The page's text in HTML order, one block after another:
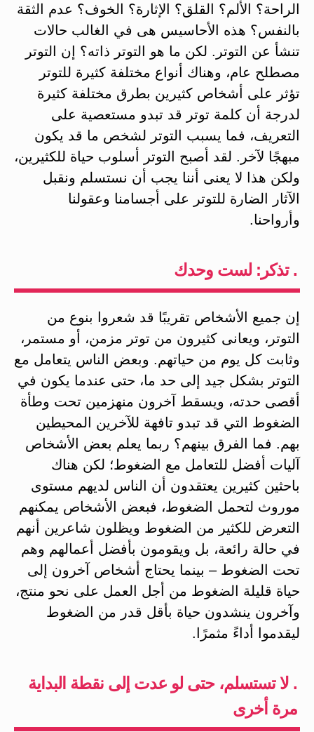
الراحة؟ الألم؟ القلق؟ الإثارة؟ الخوف؟ عدم الثقة
بالنفس؟ هذه الأحاسيس هى في الغالب حالات
تنشأ عن التوتر. لكن ما هو التوتر ذاته؟ إن التوتر
مصطلح عام، وهناك أنواع مختلفة كثيرة للتوتر
تؤثر على أشخاص كثيرين بطرق مختلفة كثيرة
لدرجة أن كلمة توتر قد تبدو مستعصية على
التعريف، فما يسبب التوتر لشخص ما قد يكون
مبهجًا لآخر. لقد أصبح التوتر أسلوب حياة للكثيرين،
ولكن هذا لا يعنى أننا يجب أن نستسلم ونقبل
الآثار الضارة للتوتر على أجسامنا وعقولنا
وأرواحنا.
. تذكر: لست وحدك
إن جميع الأشخاص تقريبًا قد شعروا بنوع من
التوتر، ويعانى كثيرون من توتر مزمن، أو مستمر،
وثابت كل يوم من حياتهم. وبعض الناس يتعامل مع
التوتر بشكل جيد إلى حد ما، حتى عندما يكون في
أقصى حدته، ويسقط آخرون منهزمين تحت وطأة
الضغوط التي قد تبدو تافهة للآخرين المحيطين
بهم. فما الفرق بينهم؟ ربما يعلم بعض الأشخاص
آليات أفضل للتعامل مع الضغوط؛ لكن هناك
باحثين كثيرين يعتقدون أن الناس لديهم مستوى
موروث لتحمل الضغوط، فبعض الأشخاص يمكنهم
التعرض للكثير من الضغوط ويظلون شاعرين أنهم
في حالة رائعة، بل ويقومون بأفضل أعمالهم وهم
تحت الضغوط – بينما يحتاج أشخاص آخرون إلى
حياة قليلة الضغوط من أجل العمل على نحو منتج،
وآخرون ينشدون حياة بأقل قدر من الضغوط
ليقدموا أداءً مثمرًا.
. لا تستسلم، حتى لو عدت إلى نقطة البداية
مرة أخرى